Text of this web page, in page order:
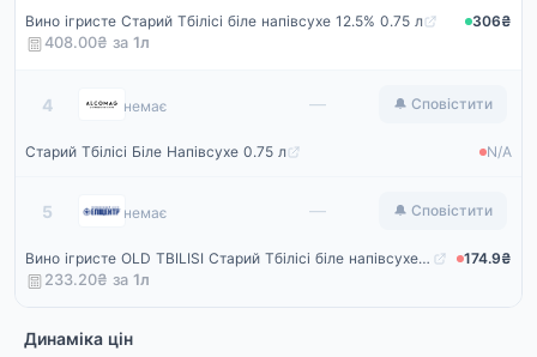
Вино ігристе Старий Тбілісі біле напівсухе 12.5% 0.75 л
306₴
408.00₴ за 1л
4 Alcomag
немає — 🔔 Сповістити
Старий Тбілісі Біле Напівсухе 0.75 л N/A
5 Епіцентр
немає — 🔔 Сповістити
Вино ігристе OLD TBILISI Старий Тбілісі біле напівсухе 12,5% 0,75 л
174.9₴
233.20₴ за 1л
Динаміка цін